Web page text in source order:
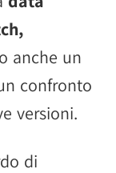
anche un
confronto
versioni.
di